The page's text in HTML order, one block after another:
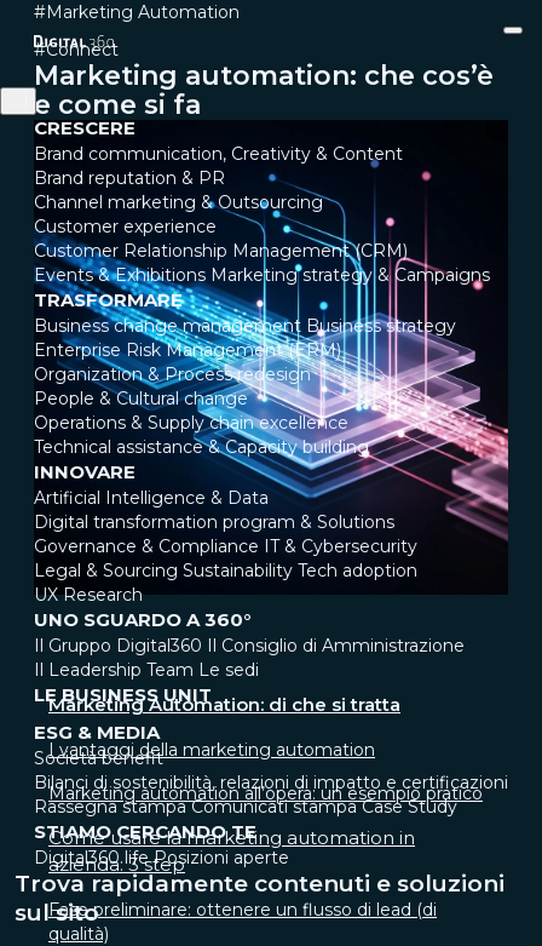
CRESCERE
Brand communication, Creativity & Content
Brand reputation & PR
Channel marketing & Outsourcing
Customer experience
Customer Relationship Management (CRM)
Events & Exhibitions Marketing strategy & Campaigns
TRASFORMARE
Business change management Business strategy
Enterprise Risk Management (ERM)
Organization & Process redesign
People & Cultural change
Operations & Supply chain excellence
Technical assistance & Capacity building
INNOVARE
Artificial Intelligence & Data
Digital transformation program & Solutions
Governance & Compliance IT & Cybersecurity
Legal & Sourcing Sustainability Tech adoption
UX Research
UNO SGUARDO A 360°
Il Gruppo Digital360 Il Consiglio di Amministrazione
Il Leadership Team Le sedi
LE BUSINESS UNIT
ESG & MEDIA
Società benefit
Bilanci di sostenibilità, relazioni di impatto e certificazioni
Rassegna stampa Comunicati stampa Case Study
STIAMO CERCANDO TE
Digital360 life Posizioni aperte
Trova rapidamente contenuti e soluzioni
sul sito
#Marketing Automation
#Connect
Marketing automation: che cos’è
e come si fa
Marketing Automation: di che si tratta
I vantaggi della marketing automation
Marketing automation all’opera: un esempio pratico
Come usare la marketing automation in
azienda: 3 step
Fase preliminare: ottenere un flusso di lead (di
qualità)